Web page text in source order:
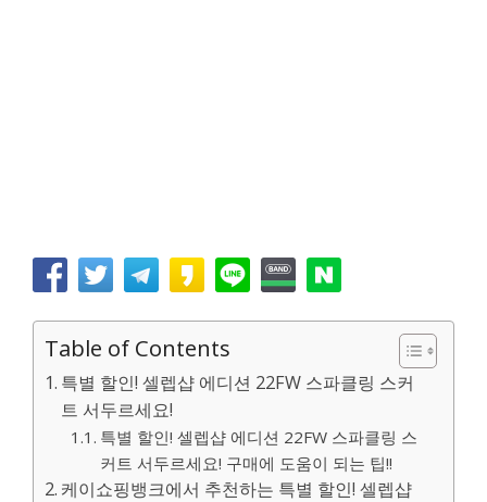
Table of Contents
특별 할인! 셀렙샵 에디션 22FW 스파클링 스커
트 서두르세요!
특별 할인! 셀렙샵 에디션 22FW 스파클링 스
커트 서두르세요! 구매에 도움이 되는 팁!!
케이쇼핑뱅크에서 추천하는 특별 할인! 셀렙샵